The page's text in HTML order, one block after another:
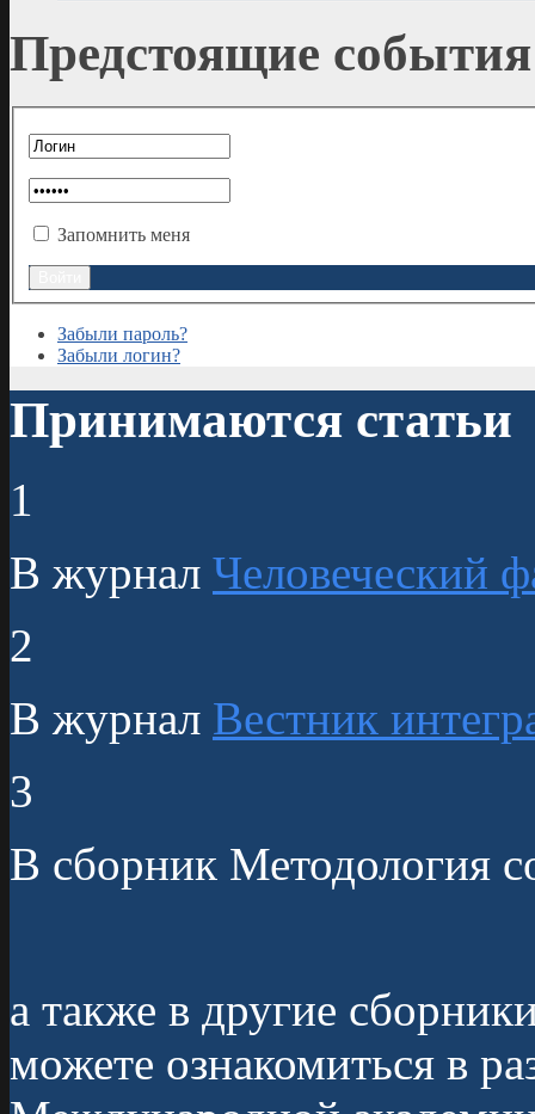
Предстоящие события
Запомнить меня
Забыли пароль?
Забыли логин?
Принимаются статьи
1
В журнал Человеческий
2
В журнал Вестник
3
В сборник Методология
а также в другие
можете ознакомиться в